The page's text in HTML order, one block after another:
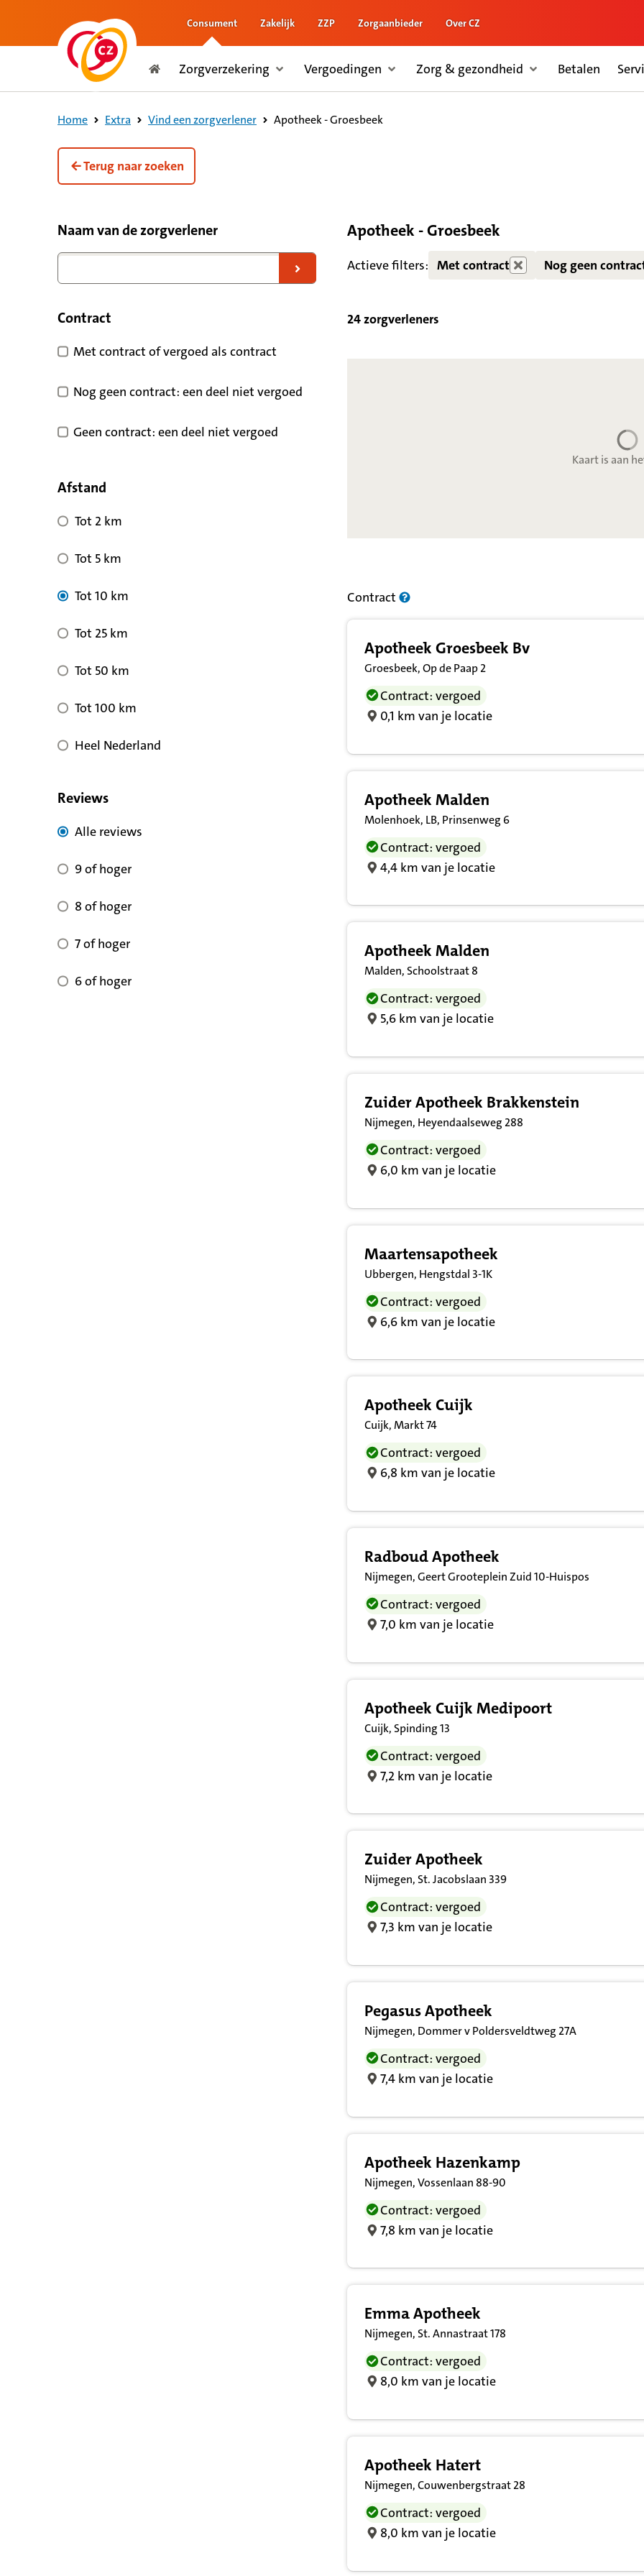
de inhoud
Consument Zakelijk ZZP Zorgaanbieder Over CZ
Consument
Zorgverzekering Vergoedingen Zorg & gezondheid Betalen
Home Extra Vind een zorgverlener Apotheek - Groesbeek
Terug naar zoeken
Apotheek - Groesbeek
Naar zoekresultaten
Filteropties voor zorgverleners
Naam van de zorgverlener
Contract
Met contract of vergoed als contract
Nog geen contract: een deel niet vergoed
Geen contract: een deel niet vergoed
Afstand
Tot 2 km
Tot 5 km
Tot 10 km
Tot 25 km
Tot 50 km
Tot 100 km
Heel Nederland
Reviews
Alle reviews voor kwaliteit
Alle reviews
9 of hoger voor reviewscore
9 of hoger
8 of hoger voor reviewscore
8 of hoger
7 of hoger voor reviewscore
7 of hoger
6 of hoger voor reviewscore
6 of hoger
Actieve filters: Met contract Nog geen
Kaart is aan
24 zorgverleners
Resultatenlijst zorgverleners
Contract
Apotheek Groesbeek Bv
Groesbeek, Op de Paap 2
Contract: vergoed
0,1 km van je locatie
Apotheek Malden
Molenhoek, LB, Prinsenweg 6
Contract: vergoed
4,4 km van je locatie
Apotheek Malden
Malden, Schoolstraat 8
Contract: vergoed
5,6 km van je locatie
Zuider Apotheek Brakkenstein
Nijmegen, Heyendaalseweg 288
Contract: vergoed
6,0 km van je locatie
Maartensapotheek
Ubbergen, Hengstdal 3-1K
Contract: vergoed
6,6 km van je locatie
Apotheek Cuijk
Cuijk, Markt 74
Contract: vergoed
6,8 km van je locatie
Radboud Apotheek
Nijmegen, Geert Grooteplein Zuid 10-Huispos
Contract: vergoed
7,0 km van je locatie
Apotheek Cuijk Medipoort
Cuijk, Spinding 13
Contract: vergoed
7,2 km van je locatie
Zuider Apotheek
Nijmegen, St. Jacobslaan 339
Contract: vergoed
7,3 km van je locatie
Pegasus Apotheek
Nijmegen, Dommer v Poldersveldtweg 27A
Contract: vergoed
7,4 km van je locatie
Apotheek Hazenkamp
Nijmegen, Vossenlaan 88-90
Contract: vergoed
7,8 km van je locatie
Emma Apotheek
Nijmegen, St. Annastraat 178
Contract: vergoed
8,0 km van je locatie
Apotheek Hatert
Nijmegen, Couwenbergstraat 28
Contract: vergoed
8,0 km van je locatie